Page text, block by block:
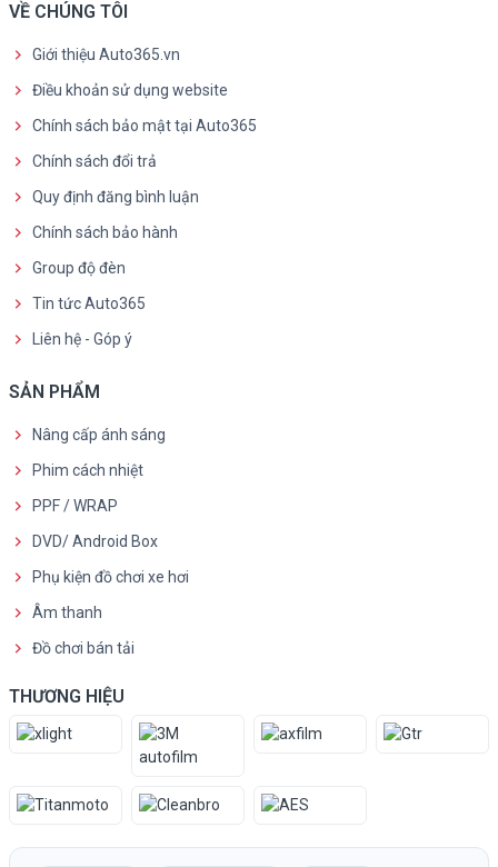
VỀ CHÚNG TÔI
Giới thiệu Auto365.vn
Điều khoản sử dụng website
Chính sách bảo mật tại Auto365
Chính sách đổi trả
Quy định đăng bình luận
Chính sách bảo hành
Group độ đèn
Tin tức Auto365
Liên hệ - Góp ý
SẢN PHẨM
Nâng cấp ánh sáng
Phim cách nhiệt
PPF / WRAP
DVD/ Android Box
Phụ kiện đồ chơi xe hơi
Âm thanh
Đồ chơi bán tải
THƯƠNG HIỆU